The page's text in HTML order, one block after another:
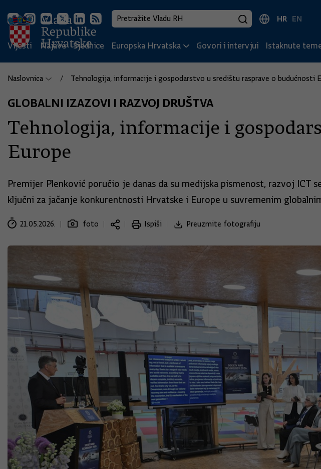
HR EN
Vijesti Najave Sjednice Europska Hrvatska Govori i intervjui Istaknute
Naslovnica Tehnologija, informacije i gospodarstvo u središtu rasprave o budućnosti
GLOBALNI IZAZOVI I RAZVOJ DRUŠTVA
Tehnologija, informacije i
Europe
Premijer Plenković poručio je danas da su medijska pismenost, razvoj
ključni za jačanje konkurentnosti Hrvatske i Europe u suvremenim
21.05.2026. foto Ispiši Preuzmite fotografiju